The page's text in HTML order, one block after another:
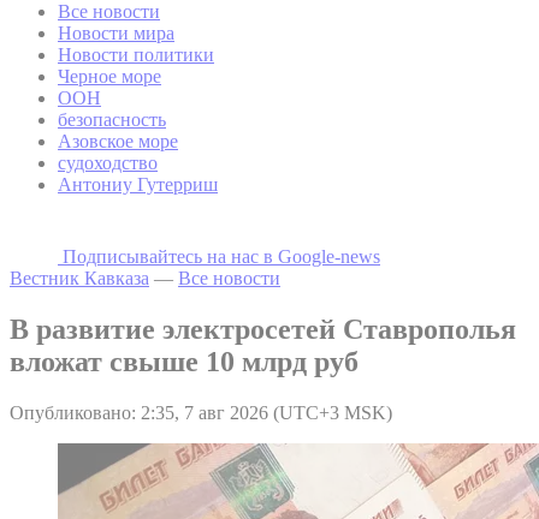
Все новости
Новости мира
Новости политики
Черное море
ООН
безопасность
Азовское море
судоходство
Антониу Гутерриш
Подписывайтесь на наc в Google-news
Вестник Кавказа — Все новости
В развитие электросетей Ставрополья
вложат свыше 10 млрд руб
Опубликовано: 2:35, 7 авг 2026 (UTC+3 MSK)